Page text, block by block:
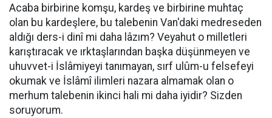
Acaba birbirine komşu, kardeş ve birbirine muhtaç
olan bu kardeşlere, bu talebenin Van'daki medreseden
aldığı ders-i dinî mi daha lâzım? Veyahut o milletleri
karıştıracak ve ırktaşlarından başka düşünmeyen ve
uhuvvet-i İslâmiyeyi tanımayan, sırf ulûm-u felsefeyi
okumak ve İslâmî ilimleri nazara almamak olan o
merhum talebenin ikinci hali mi daha iyidir? Sizden
soruyorum.